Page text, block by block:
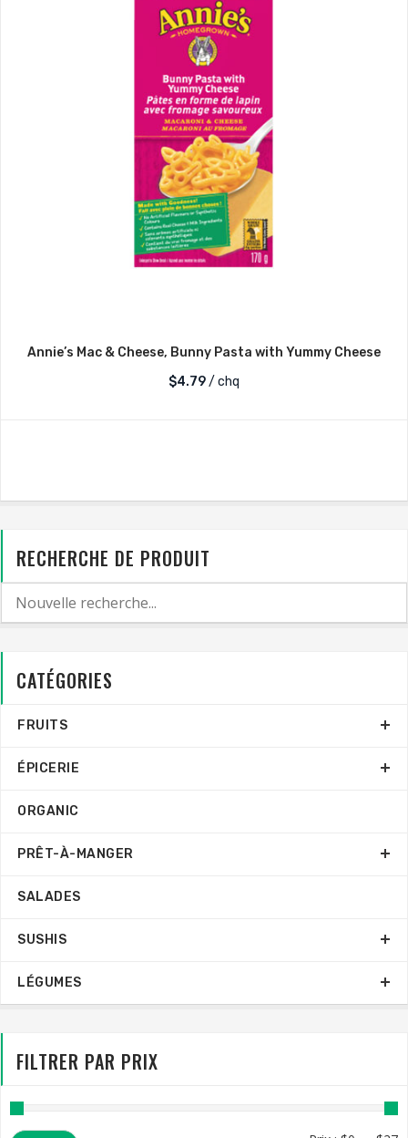
Annie’s Mac & Cheese, Bunny Pasta with Yummy Cheese
$4.79/ chq
RECHERCHE DE PRODUIT
CATÉGORIES
FRUITS
ÉPICERIE
ORGANIC
PRÊT-À-MANGER
SALADES
SUSHIS
LÉGUMES
FILTRER PAR PRIX